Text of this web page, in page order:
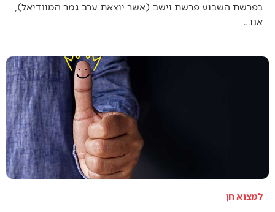
בפרשת השבוע פרשת וישב (אשר יוצאת ערב גמר המונדיאל),
אנו…
למצוא חן